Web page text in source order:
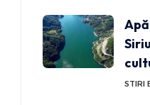
STIRI